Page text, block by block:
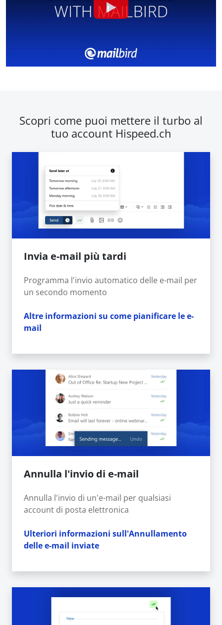
Scopri come puoi mettere il turbo al
tuo account Hispeed.ch
Invia e-mail più tardi
Programma l'invio automatico delle e-mail per
un secondo momento
Altre informazioni su come pianificare le e-
mail
Annulla l'invio di e-mail
Annulla l'invio di un'e-mail per qualsiasi
account di posta elettronica
Ulteriori informazioni sull'Annullamento
delle e-mail inviate